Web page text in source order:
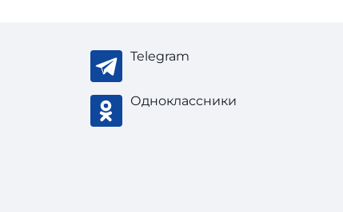
Telegram
Одноклассники